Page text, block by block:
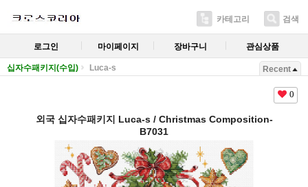
카테고리 검색
로그인 마이페이지 장바구니 관심상품
십자수패키지(수입) Luca-s Recent
0
외국 십자수패키지 Luca-s / Christmas Composition-
B7031